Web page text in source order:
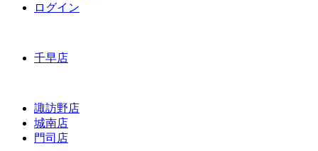
ログイン
千早店
諏訪野店
城南店
門司店